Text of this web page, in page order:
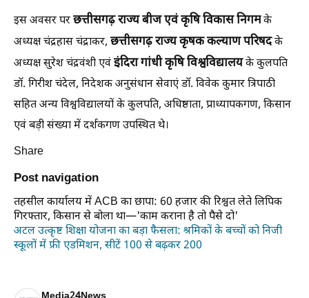
इस अवसर परछत्तीसगढ़ राज्य बीज एवं कृषि विकास निगमके
अध्यक्ष चंद्रहास चंद्राकर, छत्तीसगढ़ राज्य कृषक कल्याण परिषदके
अध्यक्ष सुरेश चंद्रवंशी एवंइंदिरा गांधी कृषि विश्वविद्यालयके कुलपति
डॉ. गिरीश चंदेल, निदेशक अनुसंधान सेवाएं डॉ. विवेक कुमार त्रिपाठी
सहित अन्य विश्वविद्यालयों के कुलपति, अधिष्ठाता, प्राध्यापकगण, किसान
एवं बड़ी संख्या में दर्शकगण उपस्थित थे।
Share
Post navigation
तहसील कार्यालय में ACB का छापा: 60 हजार की रिश्वत लेते लिपिक
गिरफ्तार, किसान से बोला था—'काम कराना है तो पैसे दो'
अटल उत्कृष्ट शिक्षा योजना का बड़ा फैसला: श्रमिकों के बच्चों को निजी
स्कूलों में फ्री एडमिशन, सीटें 100 से बढ़कर 200